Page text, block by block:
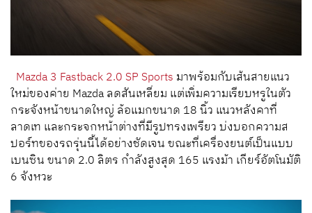
Mazda 3 Fastback 2.0 SP Sports มาพร้อมกับเส้นสายแนว
ใหม่ของค่าย Mazda ลดสันเหลี่ยม แต่เพิ่มความเรียบหรูในตัว
กระจังหน้าขนาดใหญ่ ล้อแมกขนาด 18 นิ้ว แนวหลังคาที่
ลาดเท และกระจกหน้าต่างที่มีรูปทรงเพรียว บ่งบอกความส
ปอร์ทของรถรุ่นนี้ได้อย่างชัดเจน ขณะที่เครื่องยนต์เป็นแบบ
เบนซิน ขนาด 2.0 ลิตร กำลังสูงสุด 165 แรงม้า เกียร์อัตโนมัติ
6 จังหวะ